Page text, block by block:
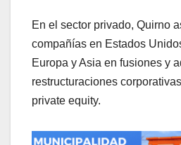
En el sector privado, Quirno
compañías en Estados
Europa y Asia en fusiones y
restructuraciones
private equity.